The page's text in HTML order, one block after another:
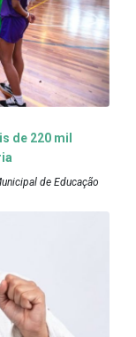
de 220 mil
de Educação